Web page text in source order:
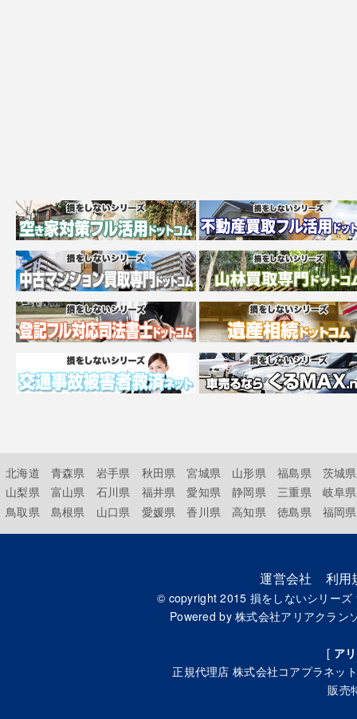
北海道 青森県 岩手県 秋田県 宮城県 山形県 福島県
茨城県
山梨県
富山県 石川県 福井県 愛知県 静岡県 三重県
岐阜県
鳥取県
島根県 山口県 愛媛県 香川県 高知県 徳島県 福岡県
運営会社 利用
© copyright 2015 損をしないシリー
Powered by株式会社アリアクラン
[ ア
正規代理店 株式会社コアプラネッ
販売